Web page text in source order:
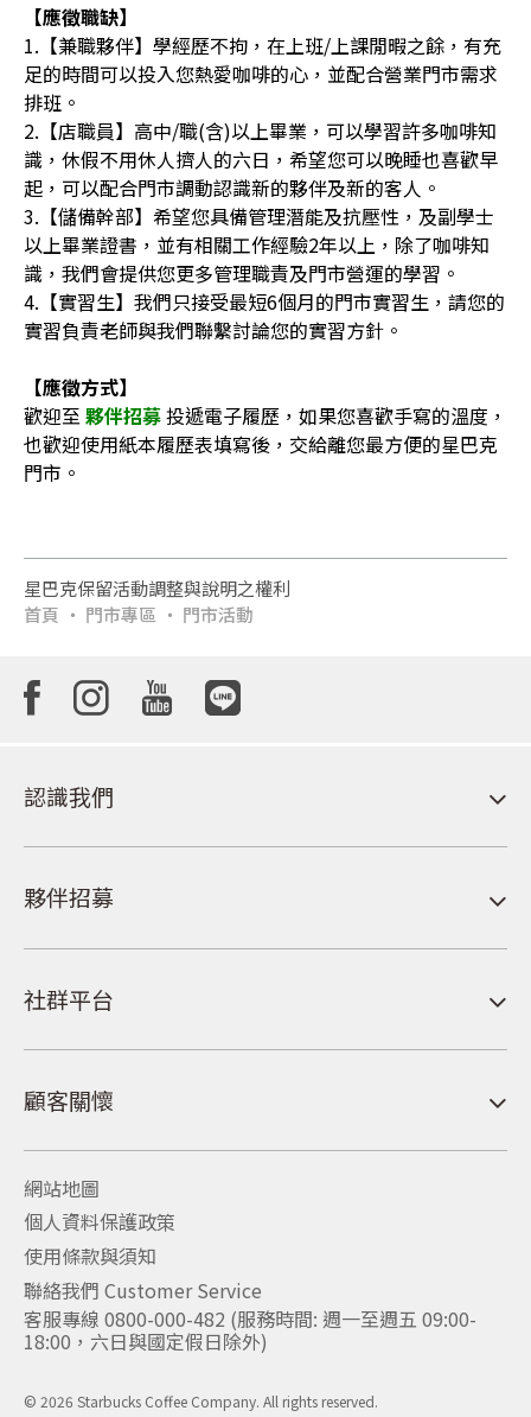
【應徵職缺】
1.【兼職夥伴】學經歷不拘，在上班/上課閒暇之餘，有充
足的時間可以投入您熱愛咖啡的心，並配合營業門市需求
排班。
2.【店職員】高中/職(含)以上畢業，可以學習許多咖啡知
識，休假不用休人擠人的六日，希望您可以晚睡也喜歡早
起，可以配合門市調動認識新的夥伴及新的客人。
3.【儲備幹部】希望您具備管理潛能及抗壓性，及副學士
以上畢業證書，並有相關工作經驗2年以上，除了咖啡知
識，我們會提供您更多管理職責及門市營運的學習。
4.【實習生】我們只接受最短6個月的門市實習生，請您的
實習負責老師與我們聯繫討論您的實習方針。
【應徵方式】
歡迎至夥伴招募投遞電子履歷，如果您喜歡手寫的溫度，
也歡迎使用紙本履歷表填寫後，交給離您最方便的星巴克
門市。
星巴克保留活動調整與說明之權利
首頁
門市專區 門市活動
認識我們
夥伴招募
社群平台
顧客關懷
網站地圖
個人資料保護政策
使用條款與須知
聯絡我們 Customer Service
客服專線 0800-000-482 (服務時間: 週一至週五 09:00-
18:00，六日與國定假日除外)
© 2026 Starbucks Coffee Company. All rights reserved.